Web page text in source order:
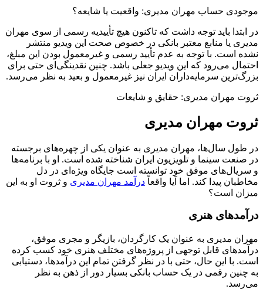
موجودی حساب مهران مدیری: واقعیت یا شایعه؟
در ابتدا باید توجه داشت که تاکنون هیچ تأییدیه رسمی از سوی مهران
مدیری یا منابع معتبر بانکی در خصوص صحت این ویدیو منتشر
نشده است. با توجه به عدم تأیید رسمی و غیرمعمول بودن این مبلغ،
احتمال می‌رود که این ویدیو جعلی باشد. چنین نقدینگی‌ای حتی برای
بزرگ‌ترین سرمایه‌داران ایران نیز غیرمعمول و بعید به نظر می‌رسد.
ثروت مهران مدیری: حقایق و شایعات
ثروت مهران مدیری
در طول سال‌ها، مهران مدیری به عنوان یکی از چهره‌های برجسته
در صنعت سینما و تلویزیون ایران شناخته شده است. او با برنامه‌ها
و سریال‌های موفق خود توانسته است جایگاه ویژه‌ای در دل
مخاطبان پیدا کند. اما آیا واقعاً درآمد مهران مدیری و ثروت او به این
میزان است؟
درآمدهای هنری
مهران مدیری به عنوان یک کارگردان، بازیگر و مجری موفق،
درآمدهای قابل توجهی از پروژه‌های مختلف هنری خود کسب کرده
است. با این حال، حتی با در نظر گرفتن تمام این درآمدها، دستیابی
به چنین رقمی در یک حساب بانکی بسیار دور از ذهن به نظر
می‌رسد.